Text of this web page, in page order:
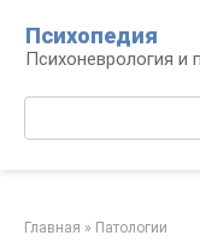
контенту
Психопедия
Психоневрология и
Главная » Патологии